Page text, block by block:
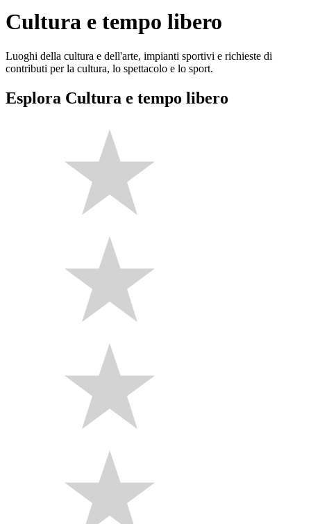
Cultura e tempo libero
Luoghi della cultura e dell'arte, impianti sportivi e richieste di
contributi per la cultura, lo spettacolo e lo sport.
Esplora Cultura e tempo libero